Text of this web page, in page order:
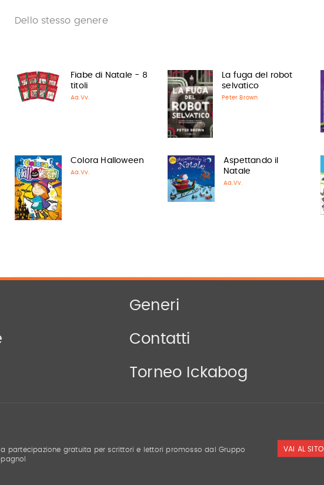
Dello stesso genere
Fiabe di Natale - 8
titoli
Aa.Vv.
La fuga del robot
selvatico
Peter Brown
Colora Halloween
Aa.Vv.
Aspettando il
Natale
Aa.Vv.
Generi
Contatti
Torneo Ickabog
a partecipazione gratuita per scrittori e lettori promosso dal Gruppo
VAI AL SITO